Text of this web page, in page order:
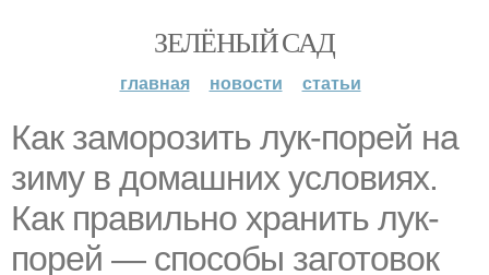
ЗЕЛЁНЫЙ САД
главная новости статьи
Как заморозить лук-порей на
зиму в домашних условиях.
Как правильно хранить лук-
порей — способы заготовок